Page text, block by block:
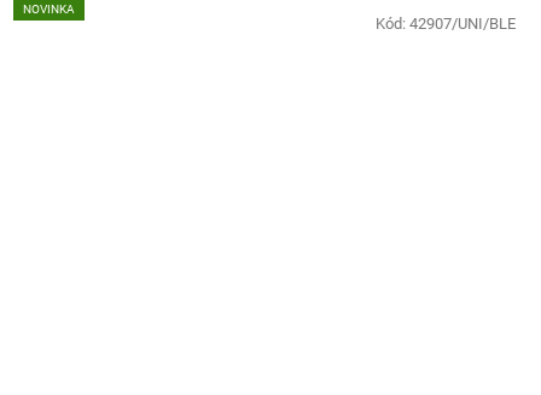
NOVINKA
Kód: 42907/UNI/BLE